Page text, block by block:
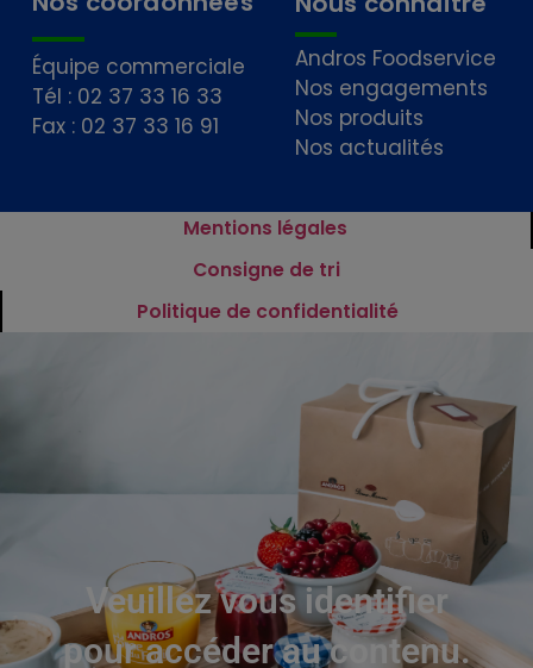
Équipe commerciale
Tél : 02 37 33 16 33
Fax : 02 37 33 16 91
Andros Foodservice
Nos engagements
Nos produits
Nos actualités
Mentions légales
Consigne de tri
Politique de confidentialité
Veuillez vous identifier
pour accéder au contenu.